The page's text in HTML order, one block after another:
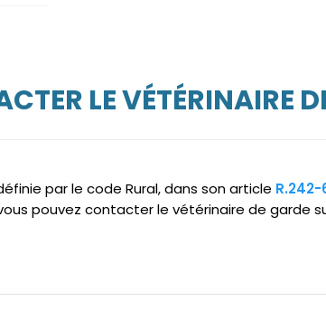
LE VÉTÉRINAIRE
par le code Rural, dans son article R.242-
pouvez contacter le vétérinaire de garde sur